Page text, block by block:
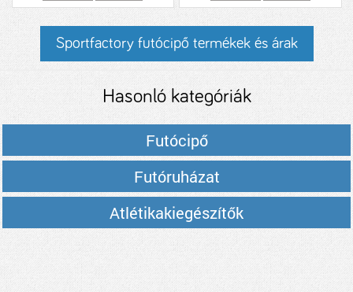
Sportfactory futócipő termékek és árak
Hasonló kategóriák
Futócipő
Futóruházat
Atlétikakiegészítők